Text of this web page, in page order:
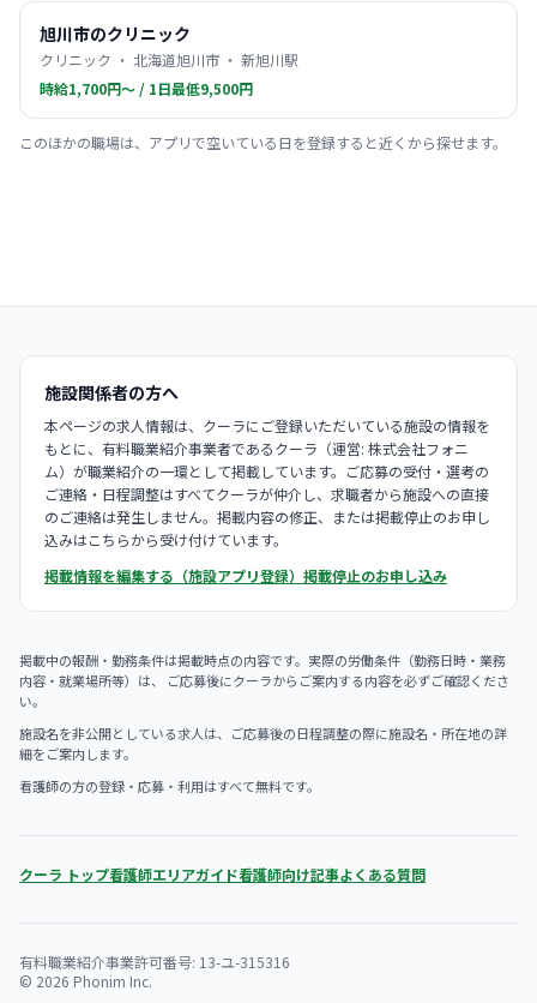
旭川市のクリニック
クリニック ・ 北海道旭川市 ・ 新旭川駅
時給1,700円〜 / 1日最低9,500円
このほかの職場は、アプリで空いている日を登録すると近くから探せます。
施設関係者の方へ
本ページの求人情報は、クーラにご登録いただいている施設の情報を
もとに、有料職業紹介事業者であるクーラ（運営: 株式会社フォニ
ム）が職業紹介の一環として掲載しています。ご応募の受付・選考の
ご連絡・日程調整はすべてクーラが仲介し、求職者から施設への直接
のご連絡は発生しません。掲載内容の修正、または掲載停止のお申し
込みはこちらから受け付けています。
掲載情報を編集する（施設アプリ登録） 掲載停止のお申し込み
掲載中の報酬・勤務条件は掲載時点の内容です。実際の労働条件（勤務日時・業務
内容・就業場所等）は、 ご応募後にクーラからご案内する内容を必ずご確認くださ
い。
施設名を非公開としている求人は、ご応募後の日程調整の際に施設名・所在地の詳
細をご案内します。
看護師の方の登録・応募・利用はすべて無料です。
クーラ トップ看護師エリアガイド看護師向け記事よくある質問
有料職業紹介事業許可番号: 13-ユ-315316
© 2026 Phonim Inc.